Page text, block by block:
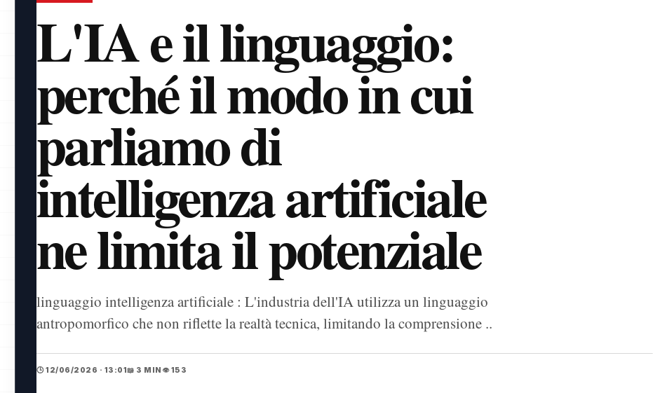
L'IA e il linguaggio:
perché il modo in cui
parliamo di
intelligenza artificiale
ne limita il potenziale
linguaggio intelligenza artificiale : L'industria dell'IA utilizza un linguaggio
antropomorfico che non riflette la realtà tecnica, limitando la comprensione ..
🕒 12/06/2026 · 13:01 📖 3 MIN 👁️ 153